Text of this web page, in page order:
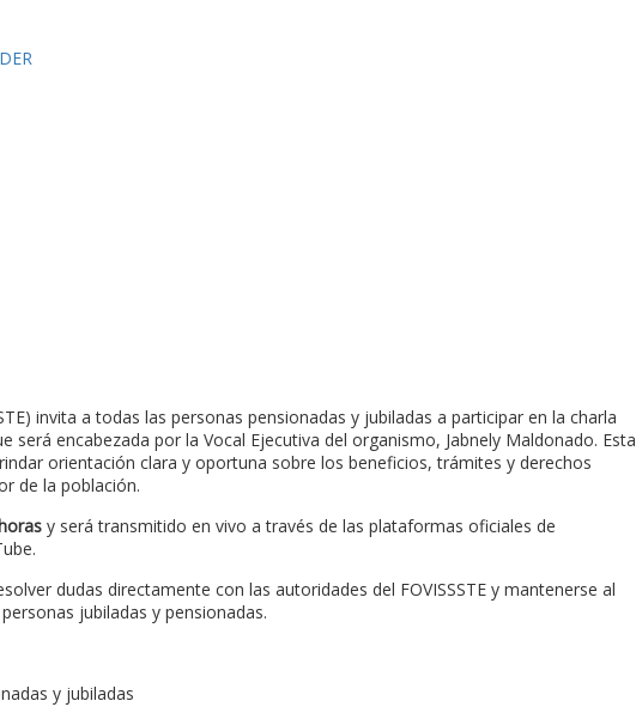
invita a todas las personas pensionadas y jubiladas a participar en la charla
será encabezada por la Vocal Ejecutiva del organismo, Jabnely Maldonado. Esta
orientación clara y oportuna sobre los beneficios, trámites y derechos
de la población.
y será transmitido en vivo a través de las plataformas oficiales de
dudas directamente con las autoridades del FOVISSSTE y mantenerse al
jubiladas y pensionadas.
y jubiladas